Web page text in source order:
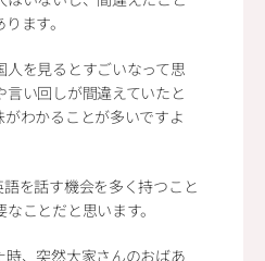
ます。
人を見るとすごいなって思
言い回しが間違えていたと
がわかることが多いですよ
を話す機会を多く持つこと
ことだと思います。
、突然大家さんのおばあ